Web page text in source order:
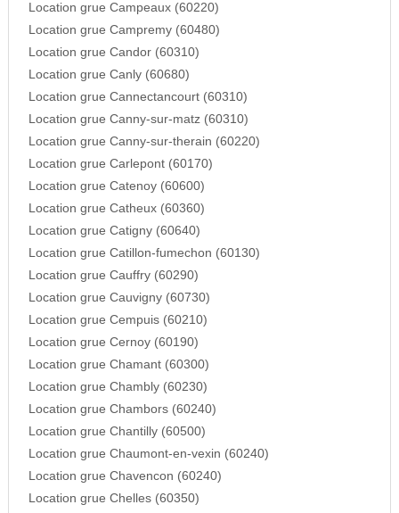
Location grue Campeaux (60220)
Location grue Campremy (60480)
Location grue Candor (60310)
Location grue Canly (60680)
Location grue Cannectancourt (60310)
Location grue Canny-sur-matz (60310)
Location grue Canny-sur-therain (60220)
Location grue Carlepont (60170)
Location grue Catenoy (60600)
Location grue Catheux (60360)
Location grue Catigny (60640)
Location grue Catillon-fumechon (60130)
Location grue Cauffry (60290)
Location grue Cauvigny (60730)
Location grue Cempuis (60210)
Location grue Cernoy (60190)
Location grue Chamant (60300)
Location grue Chambly (60230)
Location grue Chambors (60240)
Location grue Chantilly (60500)
Location grue Chaumont-en-vexin (60240)
Location grue Chavencon (60240)
Location grue Chelles (60350)